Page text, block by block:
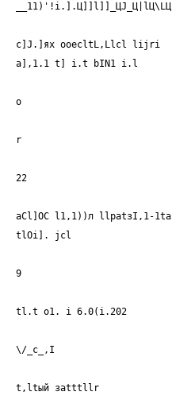
__11)'!i.].Ц]]l]]_ЦJ_Ц|lЦ\LЦ
с]J.]ях ooecltL,Llcl lijri
a],1.1 t] i.t bIN1 i.l
о
r
22
aCl]OC l1,1))л llpatзI,1-1ta
tlOi]. jcl
9
tl.t о1. i 6.0(i.202
\/_c_,I
t,ltый заtttllr